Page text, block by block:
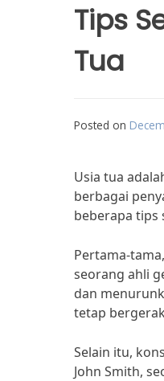
Tips
Tua
Posted on
Usia tua
berbagai
beberapa tips
Pertama-
seorang ahli
dan
tetap
Selain itu,
John Smith,